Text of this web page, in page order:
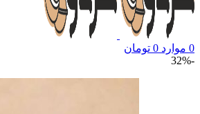
0 موارد 0 تومان
-32%